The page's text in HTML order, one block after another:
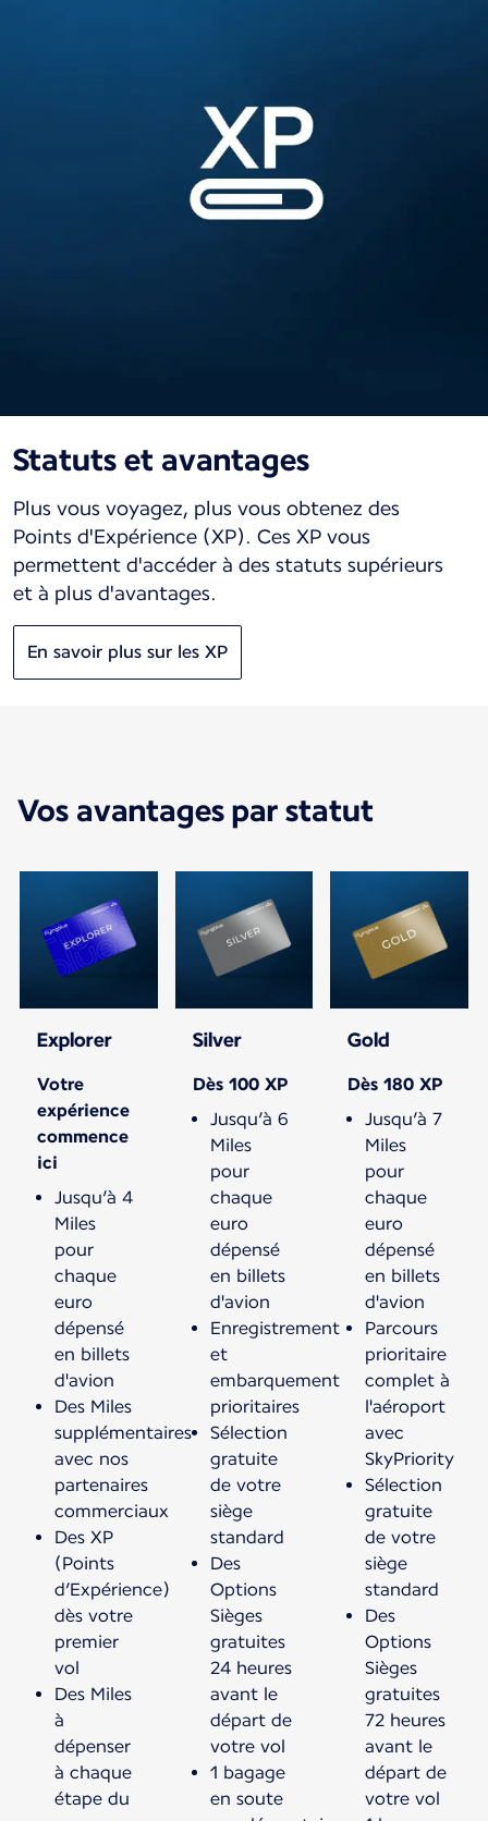
Statuts et avantages
Plus vous voyagez, plus vous obtenez des
Points d'Expérience (XP). Ces XP vous
permettent d'accéder à des statuts supérieurs
et à plus d'avantages.
En savoir plus sur les XP
Vos avantages par statut
Explorer
Votre
expérience
commence
ici
Jusqu’à 4
Miles
pour
chaque
euro
dépensé
en billets
d'avion
Des Miles
supplémentaires
avec nos
partenaires
commerciaux
Des XP
(Points
d’Expérience)
dès votre
premier
vol
Des Miles
à
dépenser
à chaque
étape du
Silver
Dès 100 XP
Jusqu’à 6
Miles
pour
chaque
euro
dépensé
en billets
d'avion
Enregistrement
et
embarquement
prioritaires
Sélection
gratuite
de votre
siège
standard
Des
Options
Sièges
gratuites
24 heures
avant le
départ de
votre vol
1 bagage
en soute
Gold
Dès 180 XP
Jusqu’à 7
Miles
pour
chaque
euro
dépensé
en billets
d'avion
Parcours
prioritaire
complet à
l'aéroport
avec
SkyPriority
Sélection
gratuite
de votre
siège
standard
Des
Options
Sièges
gratuites
72 heures
avant le
départ de
votre vol